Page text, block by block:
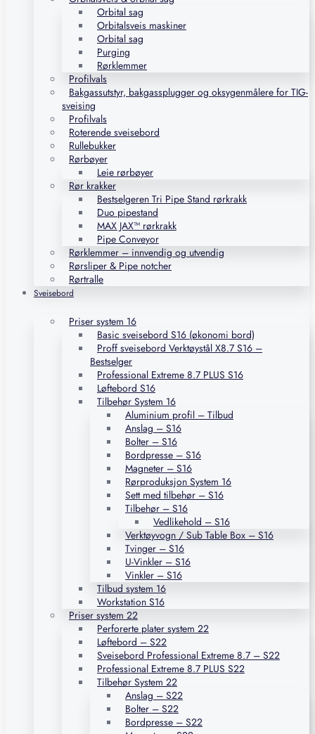
Orbital sag
Orbitalsveis maskiner
Orbital sag
Purging
Rørklemmer
Profilvals
Bakgassutstyr, bakgassplugger og oksygenmålere for TIG-
sveising
Profilvals
Roterende sveisebord
Rullebukker
Rørbøyer
Leie rørbøyer
Rør krakker
Bestselgeren Tri Pipe Stand rørkrakk
Duo pipestand
MAX JAX™ rørkrakk
Pipe Conveyor
Rørklemmer – innvendig og utvendig
Rørsliper & Pipe notcher
Rørtralle
Sveisebord
Priser system 16
Basic sveisebord S16 (økonomi bord)
Proff sveisebord Verktøystål X8.7 S16 –
Bestselger
Professional Extreme 8.7 PLUS S16
Løftebord S16
Tilbehør System 16
Aluminium profil – Tilbud
Anslag – S16
Bolter – S16
Bordpresse – S16
Magneter – S16
Rørproduksjon System 16
Sett med tilbehør – S16
Tilbehør – S16
Vedlikehold – S16
Verktøyvogn / Sub Table Box – S16
Tvinger – S16
U-Vinkler – S16
Vinkler – S16
Tilbud system 16
Workstation S16
Priser system 22
Perforerte plater system 22
Løftebord – S22
Sveisebord Professional Extreme 8.7 – S22
Professional Extreme 8.7 PLUS S22
Tilbehør System 22
Anslag – S22
Bolter – S22
Bordpresse – S22